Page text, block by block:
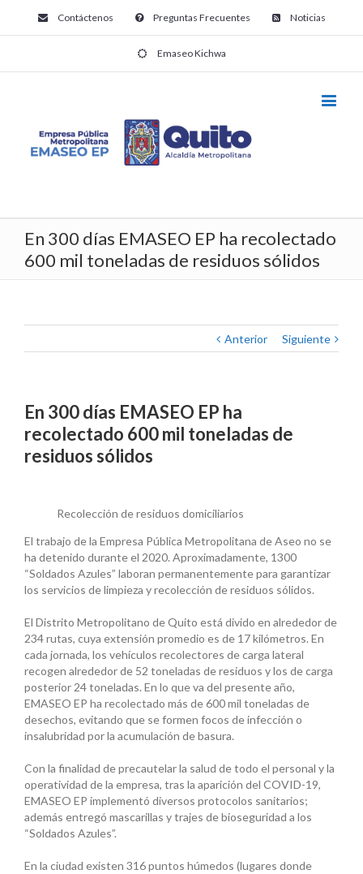
Contáctenos Preguntas Frecuentes Noticias
Emaseo Kichwa
En 300 días EMASEO EP ha recolectado
600 mil toneladas de residuos sólidos
Anterior Siguiente
En 300 días EMASEO EP ha
recolectado 600 mil toneladas de
residuos sólidos
Recolección de residuos domiciliarios
El trabajo de la Empresa Pública Metropolitana de Aseo no se
ha detenido durante el 2020. Aproximadamente, 1300
“Soldados Azules” laboran permanentemente para garantizar
los servicios de limpieza y recolección de residuos sólidos.
El Distrito Metropolitano de Quito está divido en alrededor de
234 rutas, cuya extensión promedio es de 17 kilómetros. En
cada jornada, los vehículos recolectores de carga lateral
recogen alrededor de 52 toneladas de residuos y los de carga
posterior 24 toneladas. En lo que va del presente año,
EMASEO EP ha recolectado más de 600 mil toneladas de
desechos, evitando que se formen focos de infección o
insalubridad por la acumulación de basura.
Con la finalidad de precautelar la salud de todo el personal y la
operatividad de la empresa, tras la aparición del COVID-19,
EMASEO EP implementó diversos protocolos sanitarios;
además entregó mascarillas y trajes de bioseguridad a los
“Soldados Azules”.
En la ciudad existen 316 puntos húmedos (lugares donde